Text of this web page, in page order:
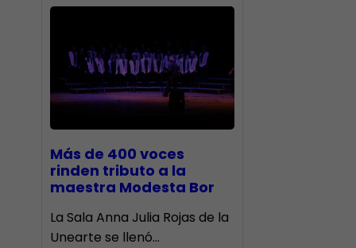
Más de 400 voces
rinden tributo a la
maestra Modesta Bor
​La Sala Anna Julia Rojas de la
Unearte se llenó…